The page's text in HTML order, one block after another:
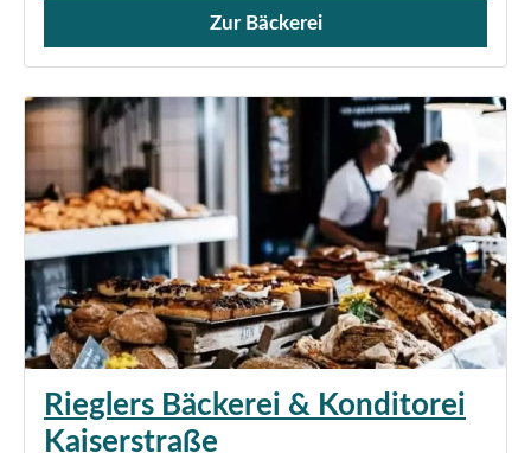
Verkauf von Brötchen,
Zur Bäckerei
Rieglers Bäckerei & Konditorei
Kaiserstraße